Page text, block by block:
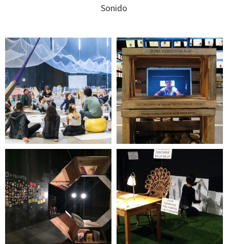
Sonido
Antes que se vuelva
pedagogía. Ni arte,
ni curaduría, ni
educación
Historia de una
plaza
Afro in progress Inclasificable